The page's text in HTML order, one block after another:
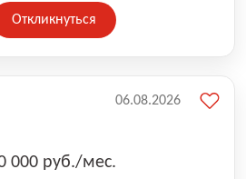
Откликнуться
000 руб./мес.
06.08.2026